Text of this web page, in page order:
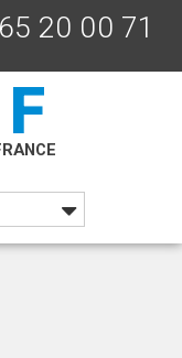
20 00 71